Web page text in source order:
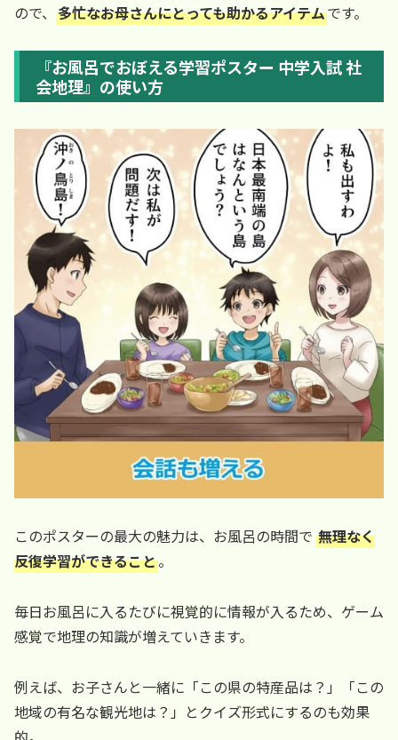
ので、 多忙なお母さんにとっても助かるアイテムです。
『お風呂でおぼえる学習ポスター 中学入試 社
会地理』の使い方
このポスターの最大の魅力は、お風呂の時間で 無理なく
反復学習ができること。
毎日お風呂に入るたびに視覚的に情報が入るため、ゲーム
感覚で地理の知識が増えていきます。
例えば、お子さんと一緒に「この県の特産品は？」「この
地域の有名な観光地は？」とクイズ形式にするのも効果